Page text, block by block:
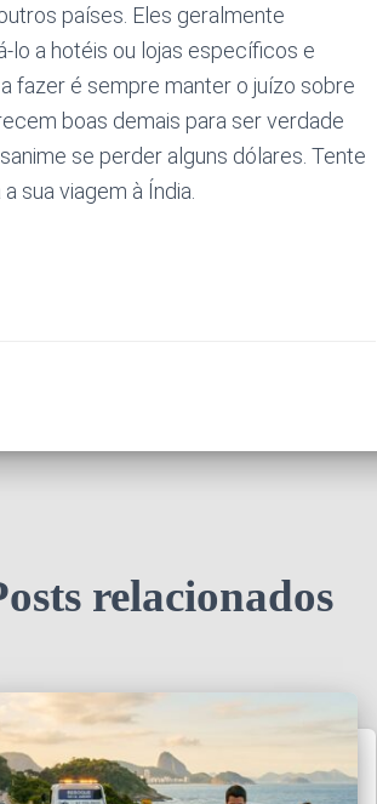
países. Eles geralmente
lo a hotéis ou lojas específicos e
fazer é sempre manter o juízo sobre
boas demais para ser verdade
se perder alguns dólares. Tente
sua viagem à Índia.
relacionados